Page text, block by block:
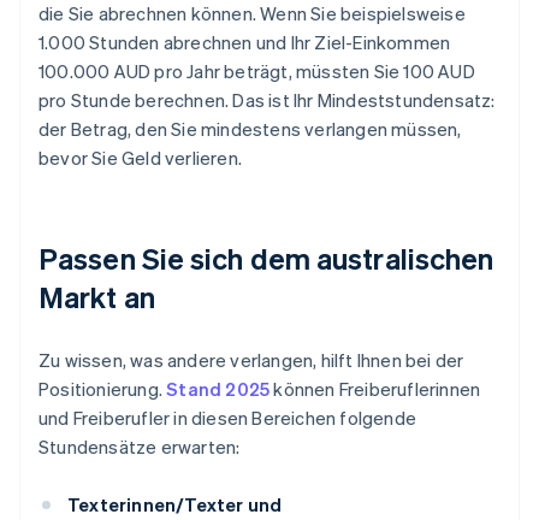
die Sie abrechnen können. Wenn Sie beispielsweise
1.000 Stunden abrechnen und Ihr Ziel-Einkommen
100.000 AUD pro Jahr beträgt, müssten Sie 100 AUD
pro Stunde berechnen. Das ist Ihr Mindeststundensatz:
der Betrag, den Sie mindestens verlangen müssen,
bevor Sie Geld verlieren.
Passen Sie sich dem australischen
Markt an
Zu wissen, was andere verlangen, hilft Ihnen bei der
Positionierung.Stand 2025können Freiberuflerinnen
und Freiberufler in diesen Bereichen folgende
Stundensätze erwarten:
Texterinnen/Texter und